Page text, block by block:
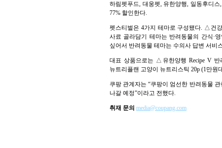
하림펫푸드, 대웅펫, 유한양행, 일동후디
77% 할인한다.
펫스티벌은 4가지 테마로 구성됐다. △건
사료 골라담기 테마는 반려동물의 간식·
싶어서 반려동물 테마는 수의사 답변 서비
대표 상품으로는 △유한양행 Recipe V 반
뉴트리플랜 고양이 뉴트리스틱 20p (1만
쿠팡 관계자는 “쿠팡이 엄선한 반려동물
나갈 예정”이라고 전했다.
취재 문의 media@coupang.com